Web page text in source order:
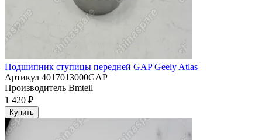
Подшипник ступицы передней GAP Geely Atlas
Артикул 4017013000GAP
Производитель Bmteil
1 420 ₽
Купить